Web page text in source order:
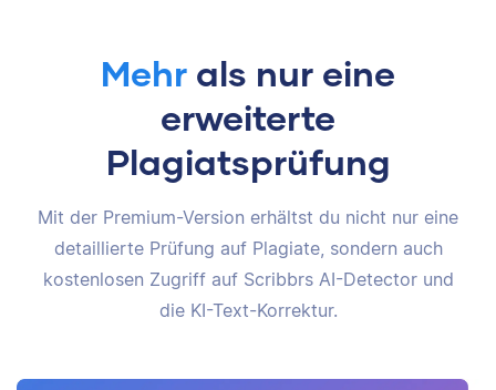
Mehr als nur eine
erweiterte
Plagiatsprüfung
Mit der Premium-Version erhältst du nicht nur eine
detaillierte Prüfung auf Plagiate, sondern auch
kostenlosen Zugriff auf Scribbrs AI-Detector und
die KI-Text-Korrektur.